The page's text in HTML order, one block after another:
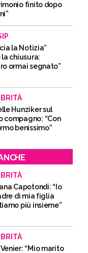
finito dopo
la Notizia”
la chiusura:
ormai segnato”
Hunziker sul
compagno: “Con
benissimo”
Capotondi: “Io
di mia figlia
più insieme”
“Mio marito